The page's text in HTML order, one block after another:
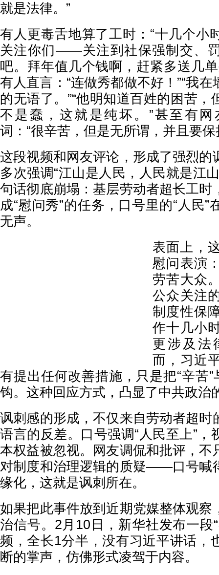
就是法律。”
有人更毒舌地算了工时：“十几个小
关注你们——关注到社保强制交、
吧。拜年值几个钱啊，赶紧多送几
有人直言：“连做秀都做不好！”“我
的无语了。”“他明知道百姓的困苦，
不是蠢，这就是纯坏。”甚至有
词：“很辛苦，但是无所谓，并且要保
这段视频和网友评论，形成了强烈的
多次强调“江山是人民，人民就是江
句话彻底崩塌：基层劳动者超长工时
成“慰问秀”的任务，口号里的“人民
无声。
表面上，
慰问表演
劳苦大众
公众关注
制度性保
作十几小
更涉及法
而，习近
有提出任何改善措施，只是把“辛苦”
钩。这种回应方式，凸显了中共政治
讽刺感的形成，不仅来自劳动者超时
语言的反差。口号强调“人民至上”，
本权益被忽视。网友调侃和批评，不
对制度和治理逻辑的质疑——口号喊
缘化，这就是讽刺所在。
如果把此事件放到近期党媒整体观察
治信号。2月10日，新华社发布一段
频，全长1分半，没有习近平讲话，
断的掌声，仿佛形式凌驾于内容。